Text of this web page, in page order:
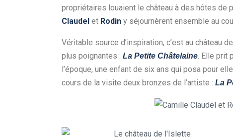
propriétaires louaient le château à des hôtes de
Claudel et Rodin y séjournèrent ensemble au
Véritable source d’inspiration, c’est au château
plus poignantes : La Petite Châtelaine. Elle prit
l’époque, une enfant de six ans qui posa pour
cours de la visite deux bronzes de l’artiste : La